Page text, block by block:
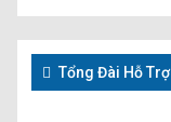
Tổng Đài Hỗ Trợ